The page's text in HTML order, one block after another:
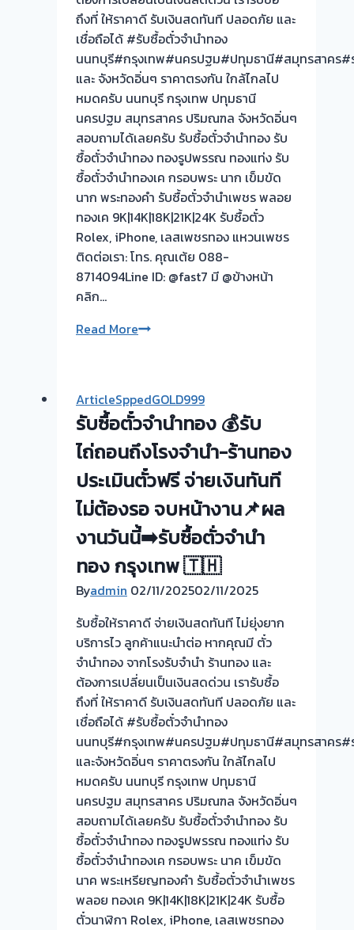
รอ
จบไว
ถึงที่ ให้ราคาดี รับเงินสดทันที ปลอดภัย และ
เชื่อถือได้ #รับซื้อตั๋วจำนำทอง
นนทบุรี#กรุงเทพ#นครปฐม#ปทุมธานี#สมุทรสาคร#
และ จังหวัดอิ่นๆ ราคาตรงกัน ใกล้ไกลไป
หมดครับ นนทบุรี กรุงเทพ ปทุมธานี
นครปฐม สมุทรสาคร ปริมณฑล จังหวัดอิ่นๆ
สอบถามได้เลยครับ รับซื้อตั๋วจำนำทอง รับ
ซื้อตั๋วจำนำทอง ทองรูปพรรณ ทองแท่ง รับ
ซื้อตั๋วจำนำทองเค กรอบพระ นาก เข็มขัด
นาก พระทองคำ รับซื้อตั๋วจำนำเพชร พลอย
ทองเค 9K|14K|18K|21K|24K รับซื้อตั๋ว
Rolex, iPhone, เลสเพชรทอง แหวนเพชร
ติดต่อเรา: โทร. คุณเต้ย 088-
8714094Line ID: @fast7 มี @ข้างหน้า
คลิก…
Read Moreรับ
ทอง
ยินดี
บริการ
💰
รับ
ไถ่ถอน
ถึง
โรง
จำนำ
ร้าน
ประเมิน
หน้า
ตั๋ว
ฟรี
จ่าย
สด
ทันที
ไม่
ต้อง
รอ
จบไว
📌
ผล
งาน
วัน
นี➡️รับ
ArticleSppedGOLD999
รับซื้อตั๋วจำนำทอง 💰รับ
ไถ่ถอนถึงโรงจำนำ-ร้านทอง
ประเมินตั๋วฟรี จ่ายเงินทันที
ไม่ต้องรอ จบหน้างาน📌ผล
งานวันนี้➡️รับซื้อตั่วจำนำ
ทอง กรุงเทพ 🇹🇭
Byadmin 02/11/202502/11/2025
รับซื้อให้ราคาดี จ่ายเงินสดทันที ไม่ยุ่งยาก
บริการไว ลูกค้าแนะนำต่อ หากคุณมี ตั๋ว
จำนำทอง จากโรงรับจำนำ ร้านทอง และ
ต้องการเปลี่ยนเป็นเงินสดด่วน เรารับซื้อ
ถึงที่ ให้ราคาดี รับเงินสดทันที ปลอดภัย และ
เชื่อถือได้ #รับซื้อตั๋วจำนำทอง
นนทบุรี#กรุงเทพ#นครปฐม#ปทุมธานี#สมุทรสาคร#
และจังหวัดอิ่นๆ ราคาตรงกัน ใกล้ไกลไป
หมดครับ นนทบุรี กรุงเทพ ปทุมธานี
นครปฐม สมุทรสาคร ปริมณฑล จังหวัดอิ่นๆ
สอบถามได้เลยครับ รับซื้อตั๋วจำนำทอง รับ
ซื้อตั๋วจำนำทอง ทองรูปพรรณ ทองแท่ง รับ
ซื้อตั๋วจำนำทองเค กรอบพระ นาค เข็มขัด
นาค พระเหรียญทองคำ รับซื้อตั๋วจำนำเพชร
พลอย ทองเค 9K|14K|18K|21K|24K รับซื้อ
ตั๋วนาฬิกา Rolex, iPhone, เลสเพชรทอง